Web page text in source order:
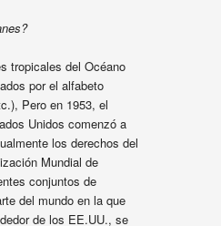
tropicales del Océano
por el alfabeto
Pero en 1953, el
Unidos comenzó a
los derechos del
Mundial de
conjuntos de
del mundo en la que
de los EE.UU., se